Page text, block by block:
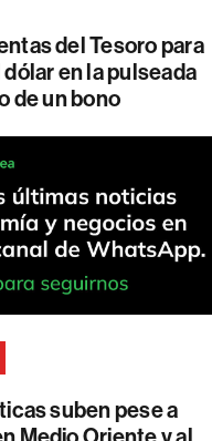
del Tesoro para
en la pulseada
de un bono
suben pese a